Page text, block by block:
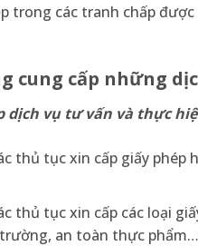
trong các tranh chấp
cung cấp những
dịch vụ tư vấn và thực
thủ tục xin cấp giấy phép
thủ tục xin cấp các loại
an toàn thực